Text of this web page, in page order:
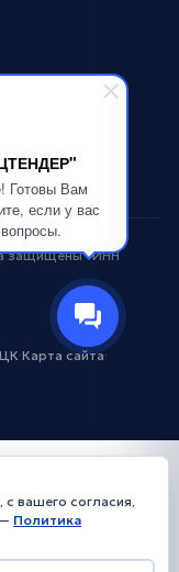
Готовы Вам
если у вас
защищены · ИНН
·Карта сайта·
вашего согласия,
Политика